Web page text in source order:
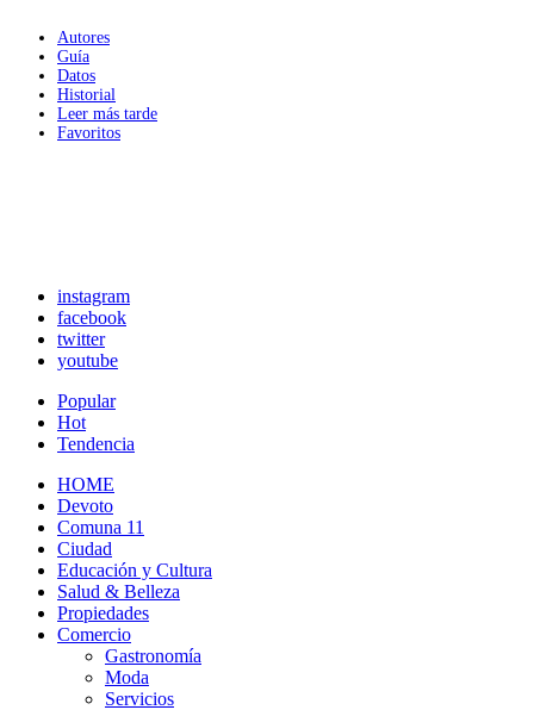
Autores
Guía
Datos
Historial
Leer más tarde
Favoritos
instagram
facebook
twitter
youtube
Popular
Hot
Tendencia
HOME
Devoto
Comuna 11
Ciudad
Educación y Cultura
Salud & Belleza
Propiedades
Comercio
Gastronomía
Moda
Servicios